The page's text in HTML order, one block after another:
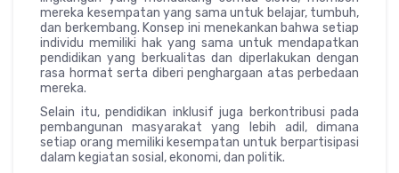
mereka kesempatan yang sama untuk belajar, tumbuh,
dan berkembang. Konsep ini menekankan bahwa setiap
individu memiliki hak yang sama untuk mendapatkan
pendidikan yang berkualitas dan diperlakukan dengan
rasa hormat serta diberi penghargaan atas perbedaan
mereka.
Selain itu, pendidikan inklusif juga berkontribusi pada
pembangunan masyarakat yang lebih adil, dimana
setiap orang memiliki kesempatan untuk berpartisipasi
dalam kegiatan sosial, ekonomi, dan politik.